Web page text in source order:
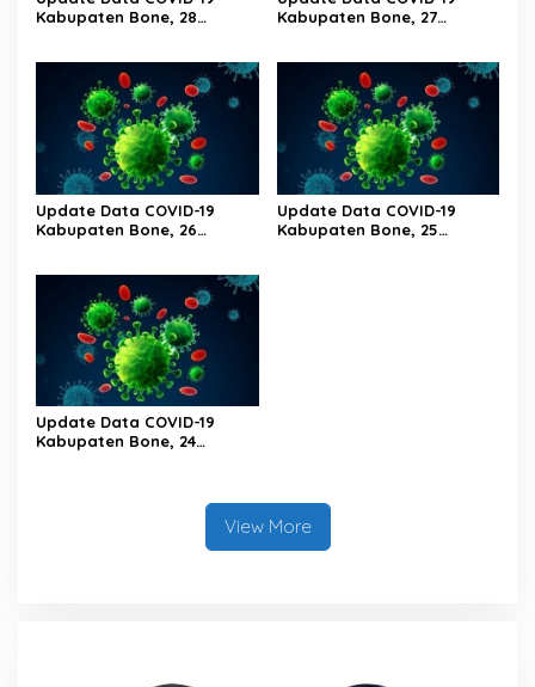
Kabupaten Bone, 28
Kabupaten Bone, 27
Update Data COVID-19
Kabupaten Bone, 26
Update Data COVID-19
Kabupaten Bone, 25
Update Data COVID-19
Kabupaten Bone, 24
View More